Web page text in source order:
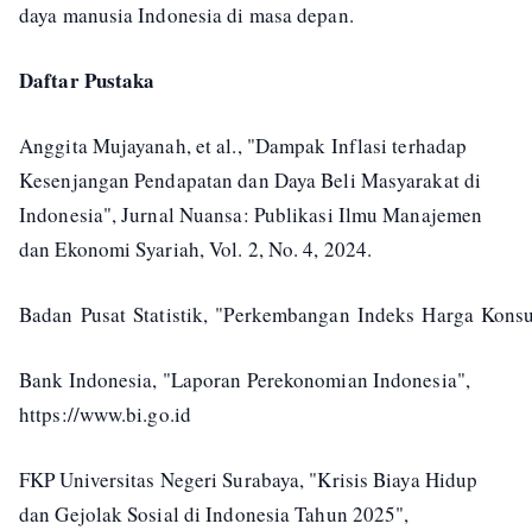
daya manusia Indonesia di masa depan.
Daftar Pustaka
Anggita Mujayanah, et al., "Dampak Inflasi terhadap
Kesenjangan Pendapatan dan Daya Beli Masyarakat di
Indonesia", Jurnal Nuansa: Publikasi Ilmu Manajemen
dan Ekonomi Syariah, Vol. 2, No. 4, 2024.
Badan Pusat Statistik, "Perkembangan Indeks Harga
Bank Indonesia, "Laporan Perekonomian Indonesia",
https://www.bi.go.id
FKP Universitas Negeri Surabaya, "Krisis Biaya Hidup
dan Gejolak Sosial di Indonesia Tahun 2025",